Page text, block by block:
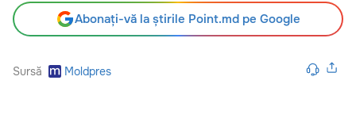
Abonați-vă la știrile Point.md pe Google
Sursă Moldpres